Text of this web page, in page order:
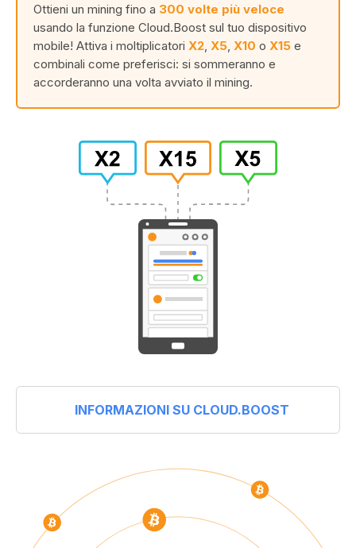
Ottieni un mining fino a 300 volte più veloce
usando la funzione Cloud.Boost sul tuo dispositivo
mobile! Attiva i moltiplicatori X2 X5 X10 o X15 e
combinali come preferisci: si sommeranno e
accorderanno una volta avviato il mining.
INFORMAZIONI SU CLOUD.BOOST